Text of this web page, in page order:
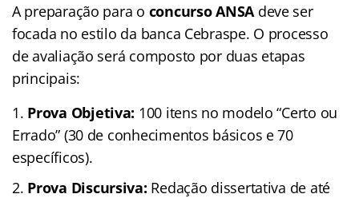
A preparação para o concurso ANSA deve ser
focada no estilo da banca Cebraspe. O processo
de avaliação será composto por duas etapas
principais:
Prova Objetiva: 100 itens no modelo “Certo ou
Errado” (30 de conhecimentos básicos e 70
específicos).
Prova Discursiva: Redação dissertativa de até